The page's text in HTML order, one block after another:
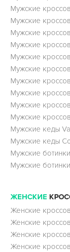
Мужские
Мужские
Мужские
Мужские
Мужские
Мужские
Мужские
Мужские
Мужские
Мужские
Мужские кеды
Мужские кеды
Мужские
Мужские
ЖЕНСКИЕ
Женские
Женские
Женские
Женские